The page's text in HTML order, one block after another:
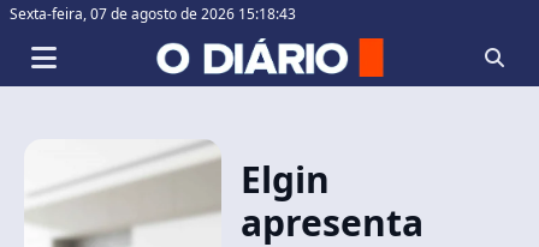
Sexta-feira,07 de agosto de 2026 15:18:43
Elgin
apresenta